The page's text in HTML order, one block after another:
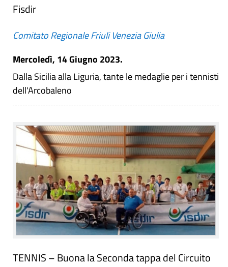
Fisdir
Comitato Regionale Friuli Venezia Giulia
Mercoledì, 14 Giugno 2023.
Dalla Sicilia alla Liguria, tante le medaglie per i tennisti
dell'Arcobaleno
TENNIS – Buona la Seconda tappa del Circuito